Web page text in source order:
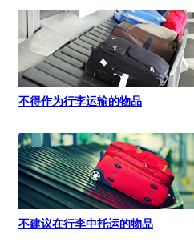
不得作为行李运输的物品
不建议在行李中托运的物品